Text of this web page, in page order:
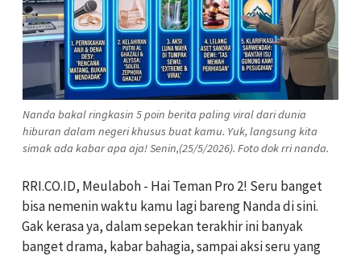
Nanda bakal ringkasin 5 poin berita paling viral dari dunia
hiburan dalam negeri khusus buat kamu. Yuk, langsung kita
simak ada kabar apa aja! Senin,(25/5/2026). Foto dok rri nanda.
RRI.CO.ID, Meulaboh - Hai Teman Pro 2! Seru banget
bisa nemenin waktu kamu lagi bareng Nanda di sini.
Gak kerasa ya, dalam sepekan terakhir ini banyak
banget drama, kabar bahagia, sampai aksi seru yang